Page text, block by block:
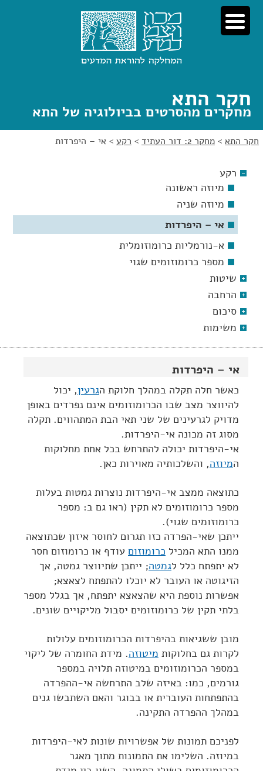
דלג
לתוכן
דלג
לניווט
חקר התא
מחקרים מהסרטים בביולוגיה של התא
חקר התא > מחקר 2: דור העתיד > רקע > אי – היפרדות
אי – היפרדות
כאשר חלה תקלה במהלך חלוקת הגרעין, יכול
להיווצר מצב שבו הכרומוזומים אינם נפרדים באופן
מדויק לגרעינים של שני תאי הבת המתהווים. תקלה
מסוג זה מכונה אי-היפרדות.
אי-היפרדות יכולה להתרחש בכל אחת מחלוקות
המיוזה, והשלכותיה מאוירות כאן.
כתוצאה ממצב אי-היפרדות נוצרות גמטות בעלות
מספר כרומוזומים לא תקין (ראו גם ב: מספר
כרומוזומים שגוי).
ייתכן שאי-הפרדה כזו תגרום לחוסר איזון שכתוצאה
ממנו התא המכיל כרומוזום עודף או כרומוזום חסר
לא יתפתח כלל לגמטה; ייתכן שתיווצר גמטה, אך
הזיגוטה או העובר לא יוכלו להתפתח לצאצא;
אפשרות נוספת היא שהצאצא יתפתח, אך בגלל מספר
בלתי תקין של כרומוזומים יסבול מליקויים שונים.
מובן ששגיאות בהיפרדות הכרומוזומים עלולות
לקרות גם בחלוקות מיטוזה. מידת החומרה של ליקוי
במספר הכרומוזומים במיטוזה תלויה במספר
גורמים, כמו: באיזה שלב התרחשה אי-ההפרדה
בהתפתחות העוברית או בבוגר והאם השתבשו גנים
במהלך ההפרדה התקינה.
לפניכם תמונות של אפשרויות שונות לאי-היפרדות
במיוזה. השלימו את התמונות מתוך מאגר
רקע
מיוזה ראשונה
מיוזה שניה
אי – היפרדות
א-נורמליות כרומוזומלית
מספר כרומוזומים שגוי
שיטות
הרחבה
סיכום
משימות